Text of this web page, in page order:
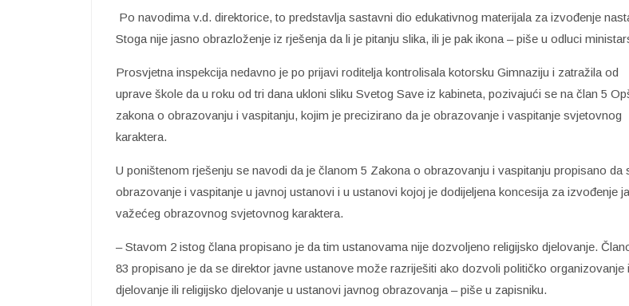
Po navodima v.d. direktorice, to predstavlja sastavni dio edukativnog materijala za izvođenje
Stoga nije jasno obrazloženje iz rješenja da li je pitanju slika, ili je pak ikona – piše u odluci
Prosvjetna inspekcija nedavno je po prijavi roditelja kontrolisala kotorsku Gimnaziju i zatražila od
uprave škole da u roku od tri dana ukloni sliku Svetog Save iz kabineta, pozivajući se na član 5
zakona o obrazovanju i vaspitanju, kojim je precizirano da je obrazovanje i vaspitanje svjetovnog
karaktera.
U poništenom rješenju se navodi da je članom 5 Zakona o obrazovanju i vaspitanju propisano da
obrazovanje i vaspitanje u javnoj ustanovi i u ustanovi kojoj je dodijeljena koncesija za izvođenje
važećeg obrazovnog svjetovnog karaktera.
– Stavom 2 istog člana propisano je da tim ustanovama nije dozvoljeno religijsko djelovanje.
83 propisano je da se direktor javne ustanove može razriješiti ako dozvoli političko organizovanje i
djelovanje ili religijsko djelovanje u ustanovi javnog obrazovanja – piše u zapisniku.